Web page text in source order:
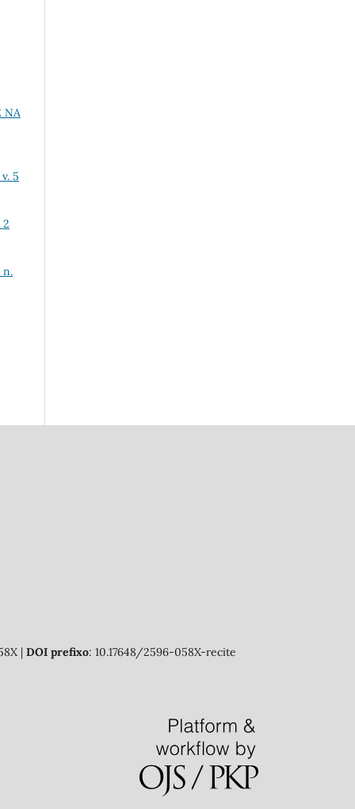
NA
5
2
n.
| DOI prefixo: 10.17648/2596-058X-recite